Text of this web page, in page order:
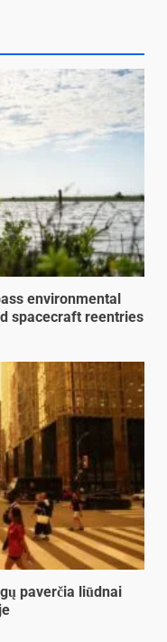
environmental
spacecraft reentries
paverčia liūdnai